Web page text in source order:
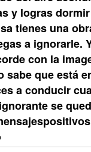
y logras dormir
tienes una
a ignorarle.
con la
sabe que está
a conducir
se